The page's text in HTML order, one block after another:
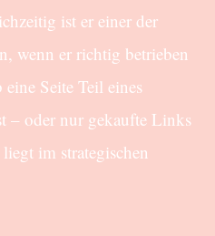
ist er einer der
wenn er richtig betrieben
Seite Teil eines
– oder nur gekaufte Links
im strategischen